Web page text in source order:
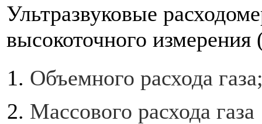
Ультразвуковые
высокоточного
Объемного расхода
Массового расхода газа